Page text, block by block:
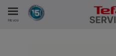
Μενού